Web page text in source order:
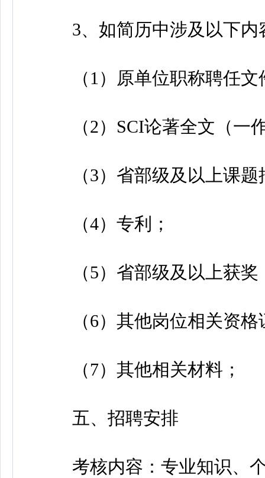
3、如简历中涉及以下内
（1）原单位职称聘任文
（2）SCI论著全文（一
（3）省部级及以上课题
（4）专利；
（5）省部级及以上获奖
（6）其他岗位相关资格
（7）其他相关材料；
五、招聘安排
考核内容：专业知识、个